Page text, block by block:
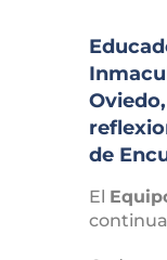
de
El